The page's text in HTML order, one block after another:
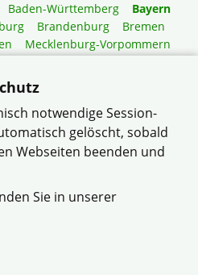
Baden-Württemberg
Bayern
Brandenburg
Bremen
Mecklenburg-Vorpommern
Schleswig-Holstein
Gartenberatung
e.V. im Verband
Bayern e.V.
notwendige Session-
gelöscht, sobald
Webseiten beenden und
Sie in unserer